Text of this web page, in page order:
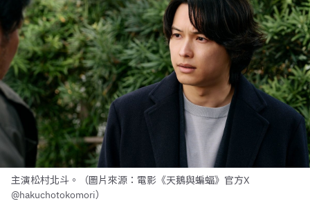
主演松村北斗。（圖片來源：電影《天鵝與蝙蝠》官方X
@hakuchotokomori）